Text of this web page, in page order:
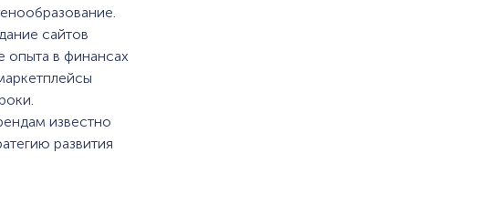
сайтов
опыта в финансах
известно
развития